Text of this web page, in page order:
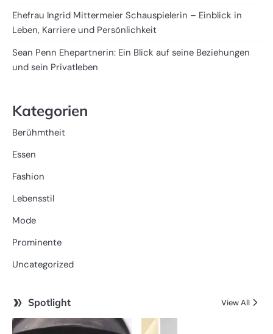
Ehefrau Ingrid Mittermeier Schauspielerin – Einblick in
Leben, Karriere und Persönlichkeit
Sean Penn Ehepartnerin: Ein Blick auf seine Beziehungen
und sein Privatleben
Kategorien
Berühmtheit
Essen
Fashion
Lebensstil
Mode
Prominente
Uncategorized
Spotlight View All